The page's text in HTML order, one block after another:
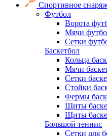
Спортивное
Футбол
Ворота
Мячи
Сетки
Баскетбол
Кольца
Мячи
Сетки
Стойки
Фермы
Щиты
Щиты
Большой теннис
Сетки для